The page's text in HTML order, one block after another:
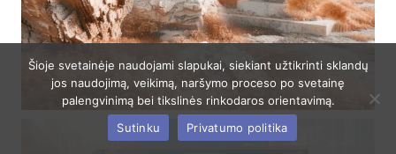
Šioje svetainėje naudojami slapukai, siekiant užtikrinti sklandų
jos naudojimą, veikimą, naršymo proceso po svetainę
palengvinimą bei tikslinės rinkodaros orientavimą.
Sutinku
Privatumo politika